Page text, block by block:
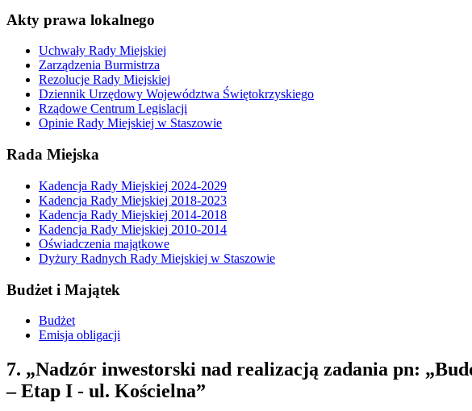
Akty prawa lokalnego
Uchwały Rady Miejskiej
Zarządzenia Burmistrza
Rezolucje Rady Miejskiej
Dziennik Urzędowy Województwa Świętokrzyskiego
Rządowe Centrum Legislacji
Opinie Rady Miejskiej w Staszowie
Rada Miejska
Kadencja Rady Miejskiej 2024-2029
Kadencja Rady Miejskiej 2018-2023
Kadencja Rady Miejskiej 2014-2018
Kadencja Rady Miejskiej 2010-2014
Oświadczenia majątkowe
Dyżury Radnych Rady Miejskiej w Staszowie
Budżet i Majątek
Budżet
Emisja obligacji
7. „Nadzór inwestorski nad realizacją zadania pn:
– Etap I - ul. Kościelna”